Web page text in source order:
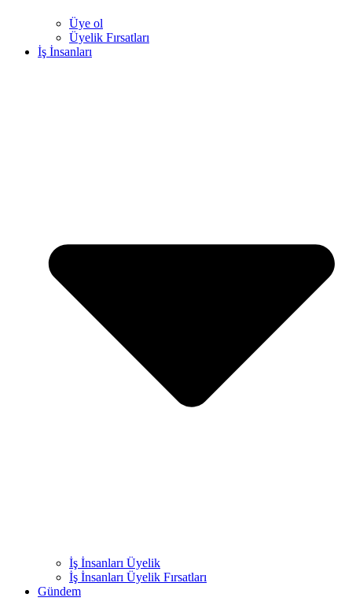
Üye ol
Üyelik Fırsatları
İş İnsanları
İş İnsanları Üyelik
İş İnsanları Üyelik Fırsatları
Gündem